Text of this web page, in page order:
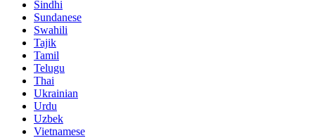
Sindhi
Sundanese
Swahili
Tajik
Tamil
Telugu
Thai
Ukrainian
Urdu
Uzbek
Vietnamese